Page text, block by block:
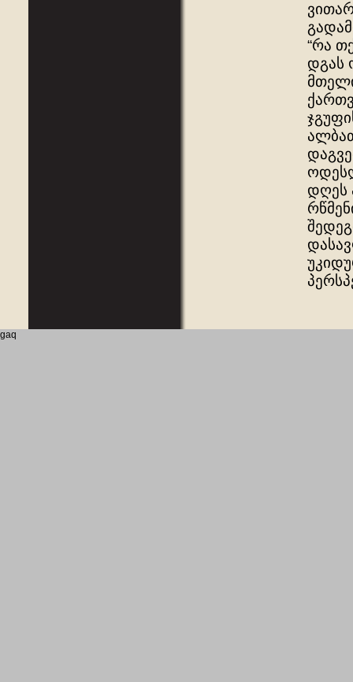
“რა
დგას
დღეს
gaq